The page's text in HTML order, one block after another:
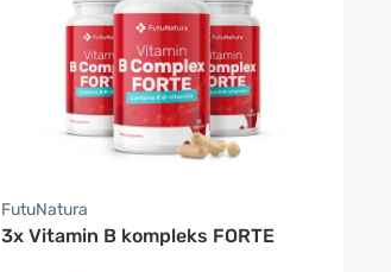
FutuNatura
3x Vitamin B kompleks FORTE